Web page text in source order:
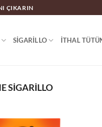
ÇIKARIN
SIGARILLO İTHAL
SIGARILLO